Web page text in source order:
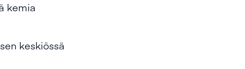
kemia
keskiössä